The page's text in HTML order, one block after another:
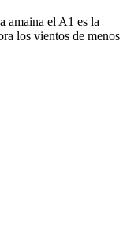
amaina el A1 es la
los vientos de menos